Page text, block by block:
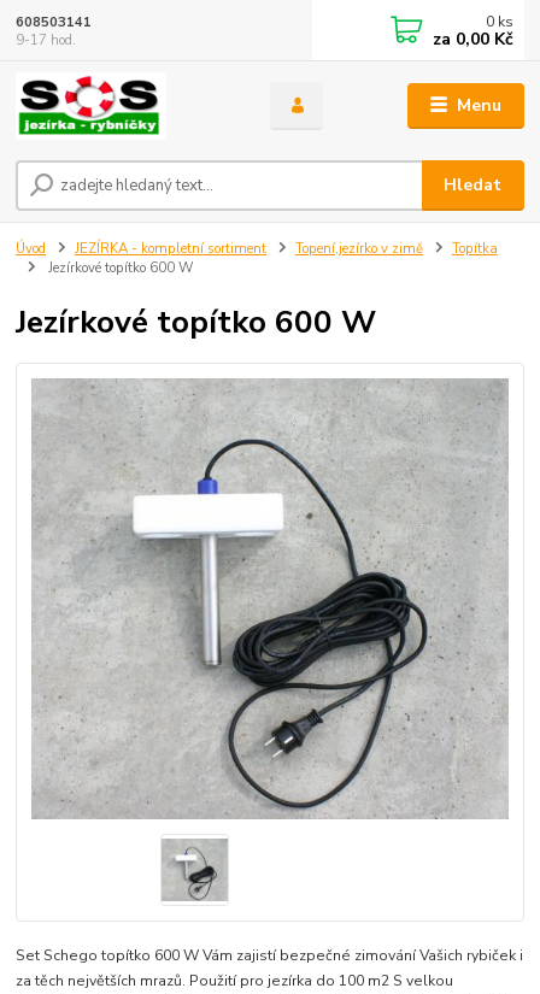
Menu
Hledat
608503141
9-17 hod.
0 ks
za 0,00 Kč
Úvod JEZÍRKA - kompletní sortiment Topení,jezírko v zimě
Topítka
Jezírkové topítko 600 W
Jezírkové topítko 600 W
Set Schego topítko 600 W Vám zajistí bezpečné zimování Vašich rybiček i
za těch největších mrazů. Použití pro jezírka do 100 m2 S velkou